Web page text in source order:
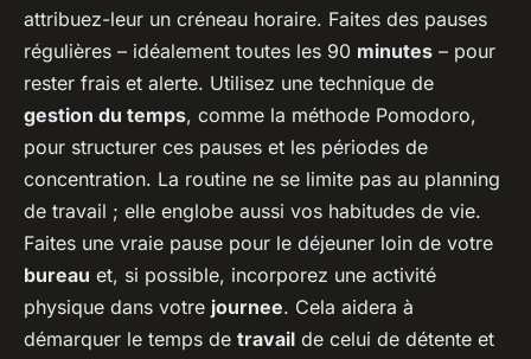
attribuez-leur un créneau horaire. Faites des pauses
régulières – idéalement toutes les 90 minutes – pour
rester frais et alerte. Utilisez une technique de
gestion du temps, comme la méthode Pomodoro,
pour structurer ces pauses et les périodes de
concentration. La routine ne se limite pas au planning
de travail ; elle englobe aussi vos habitudes de vie.
Faites une vraie pause pour le déjeuner loin de votre
bureau et, si possible, incorporez une activité
physique dans votre journee. Cela aidera à
démarquer le temps de travail de celui de détente et